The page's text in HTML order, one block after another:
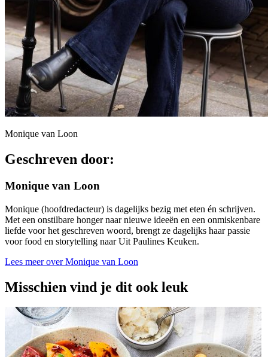
Monique van Loon
Geschreven door:
Monique van Loon
Monique (hoofdredacteur) is dagelijks bezig met eten én schrijven.
Met een onstilbare honger naar nieuwe ideeën en een onmiskenbare
liefde voor het geschreven woord, brengt ze dagelijks haar passie
voor food en storytelling naar Uit Paulines Keuken.
Lees meer over Monique van Loon
Misschien vind je dit ook leuk